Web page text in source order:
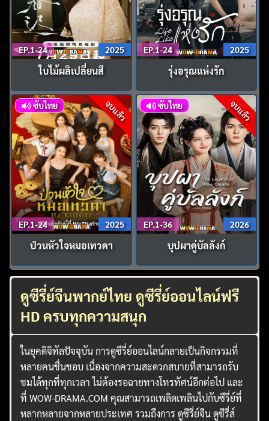
EP.1-24 2025
ใบไม้ผลิเปลี่ยนสี
EP.1-24 2025
รุ่งอรุณแห่งรัก
จบแล้ว
ซับไทย
EP.1-24 2025
ป่วนหัวใจหมอเทวดา
จบแล้ว
ซับไทย
EP.1-36 2026
บุปผาคู่บัลลังก์
ดูซีรี่ย์จีนพากย์ไทย ดูซีรี่ย์ออนไลน์ฟรี
HD ครบทุกความสนุก
ในยุคดิจิทัลปัจจุบัน การดูซีรี่ย์ออนไลน์กลายเป็นกิจกรรมที่
หลายคนชื่นชอบ เนื่องจากความสะดวกสบายที่สามารถรับ
ชมได้ทุกที่ทุกเวลา ไม่ต้องรอฉายทางโทรทัศน์อีกต่อไป และ
ที่ WOW-DRAMA.COM คุณสามารถเพลิดเพลินไปกับซีรี่ย์ที่
หลากหลายจากหลายประเทศ รวมถึงการ ดูซีรี่ย์จีน ดูซีรี่ส์